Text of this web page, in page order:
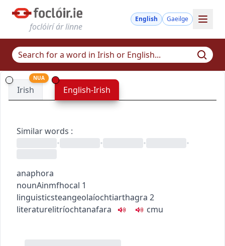
foclóirí ár linne
English Gaeilge
Irish
NUA
English-Irish
Similar words :
•
• • •
anaphora
nounAinmfhocal 1
linguisticsteangeolaíochtiarthagra 2
literaturelitríochtanafara cmu